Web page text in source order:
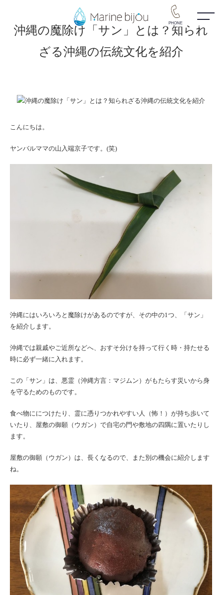
PHONE
沖縄の魔除け「サン」とは？知られ
ざる沖縄の伝統文化を紹介
こんにちは。
ヤンバルママの山入端京子です。(笑)
沖縄にはいろいろと魔除けがあるのですが、その中の1つ、「サン」
を紹介します。
沖縄では親戚やご近所などへ、おすそ分けを持って行く時・持たせる
時に必ず一緒に入れます。
この「サン」は、悪霊（沖縄方言：マジムン）がもたらす災いから身
を守るためのものです。
食べ物ににつけたり、霊に憑りつかれやすい人（怖！）が持ち歩いて
いたり、屋敷の御願（ウガン）で自宅の門や敷地の四隅に置いたりし
ます。
屋敷の御願（ウガン）は、長くなるので、また別の機会に紹介します
ね。